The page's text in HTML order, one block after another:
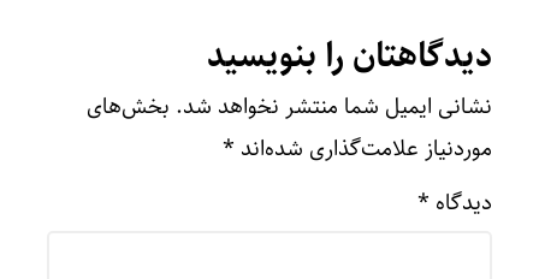
دیدگاهتان را بنویسید
نشانی ایمیل شما منتشر نخواهد شد. بخش‌های
موردنیاز علامت‌گذاری شده‌اند *
دیدگاه *